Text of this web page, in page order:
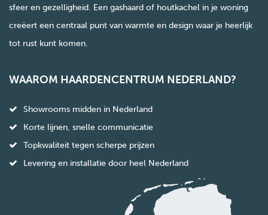
sfeer en gezelligheid. Een gashaard of houtkachel in je woning
creëert een centraal punt van warmte en design waar je heerlijk
tot rust kunt komen.
WAAROM HAARDENCENTRUM NEDERLAND?
Showrooms midden in Nederland
Korte lijnen, snelle communicatie
Topkwaliteit tegen scherpe prijzen
Levering en installatie door heel Nederland